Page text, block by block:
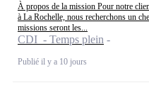
À propos de la mission Pour notre
à La Rochelle, nous recherchons un
missions seront les...
CDI - Temps plein
Publié il y a 10 jours